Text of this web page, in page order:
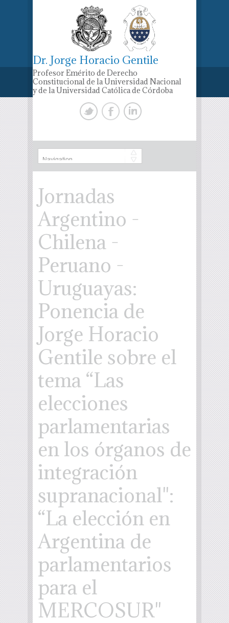
Dr. Jorge Horacio Gentile
Profesor Emérito de Derecho
Constitucional de la Universidad Nacional
y de la Universidad Católica de Córdoba
Jornadas
Argentino -
Chilena -
Peruano -
Uruguayas:
Ponencia de
Jorge Horacio
Gentile sobre el
tema “Las
elecciones
parlamentarias
en los órganos de
integración
supranacional":
“La elección en
Argentina de
parlamentarios
para el
MERCOSUR"